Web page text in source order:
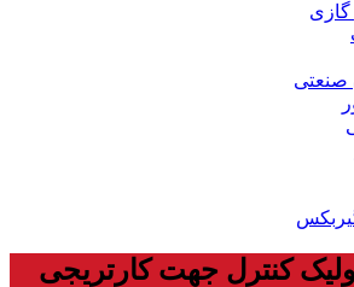
گازی
صنعتی
کنترل جهت کارتریجی